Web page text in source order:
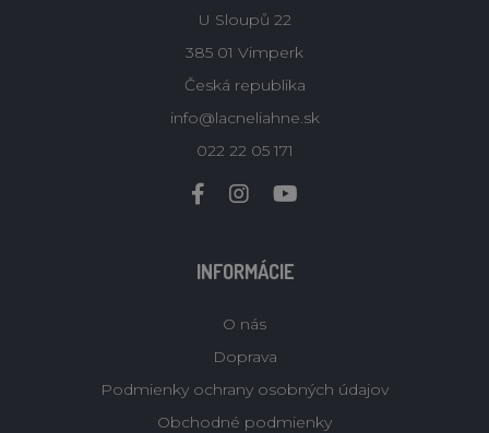
U Sloupů 22
385 01 Vimperk
Česká republika
info@lacneliahne.sk
022 22 05 171
INFORMÁCIE
O nás
Doprava
Podmienky ochrany osobných údajov
Obchodné podmienky